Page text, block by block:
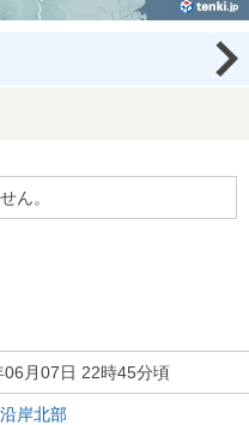
ん。
06月07日 22時45分頃
岸北部